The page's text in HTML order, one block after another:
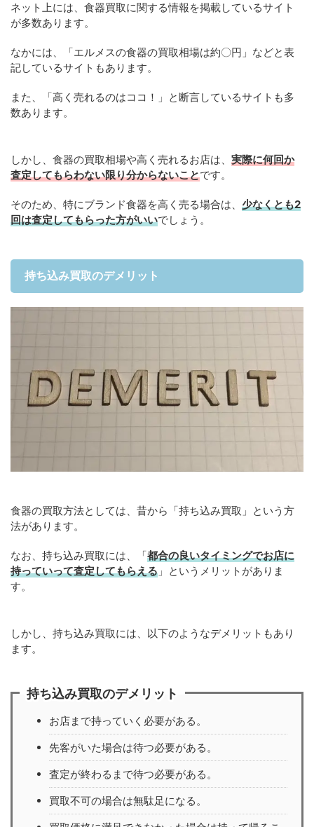
ネット上には、食器買取に関する情報を掲載しているサイト
が多数あります。
なかには、「エルメスの食器の買取相場は約〇円」などと表
記しているサイトもあります。
また、「高く売れるのはココ！」と断言しているサイトも多
数あります。
しかし、食器の買取相場や高く売れるお店は、 実際に何回か
査定してもらわない限り分からないことです。
そのため、特にブランド食器を高く売る場合は、 少なくとも2
回は査定してもらった方がいいでしょう。
持ち込み買取のデメリット
食器の買取方法としては、昔から「持ち込み買取」という方
法があります。
なお、持ち込み買取には、「都合の良いタイミングでお店に
持っていって査定してもらえる 」というメリットがありま
す。
しかし、持ち込み買取には、以下のようなデメリットもあり
ます。
持ち込み買取のデメリット
お店まで持っていく必要がある。
先客がいた場合は待つ必要がある。
査定が終わるまで待つ必要がある。
買取不可の場合は無駄足になる。